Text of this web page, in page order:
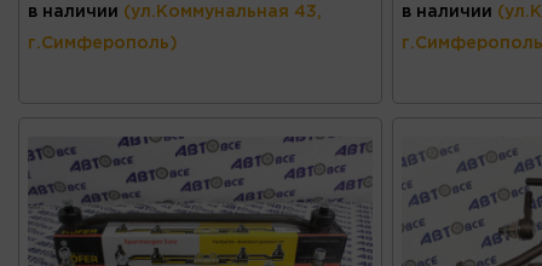
в наличии (ул.Коммунальная 43,
г.Симферополь)
в наличии